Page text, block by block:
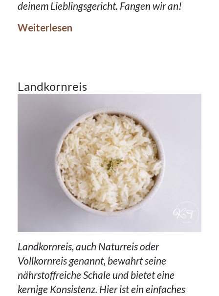
deinem Lieblingsgericht. Fangen wir an!
Weiterlesen
3
3Nov.
Landkornreis
Landkornreis, auch Naturreis oder
Vollkornreis genannt, bewahrt seine
nährstoffreiche Schale und bietet eine
kernige Konsistenz. Hier ist ein einfaches